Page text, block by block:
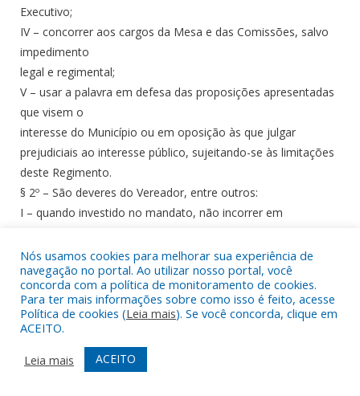
Executivo;
IV – concorrer aos cargos da Mesa e das Comissões, salvo
impedimento
legal e regimental;
V – usar a palavra em defesa das proposições apresentadas
que visem o
interesse do Município ou em oposição às que julgar
prejudiciais ao interesse público, sujeitando-se às limitações
deste Regimento.
§ 2º – São deveres do Vereador, entre outros:
I – quando investido no mandato, não incorrer em
prevista na Constituição ou na Lei Orgânica do Município;
II – observar as determinações legais relativas ao exercício
do mandato;
III – desempenhar fielmente o mandato político, atendendo
ao interesse
público e às diretrizes partidárias;
IV – exercer a contento o cargo que lhe seja conferido na
Nós usamos cookies para melhorar sua experiência de
navegação no portal. Ao utilizar nosso portal, você
concorda com a política de monitoramento de cookies.
Para ter mais informações sobre como isso é feito, acesse
Política de cookies (Leia mais). Se você concorda, clique em
ACEITO.
Leia mais
ACEITO